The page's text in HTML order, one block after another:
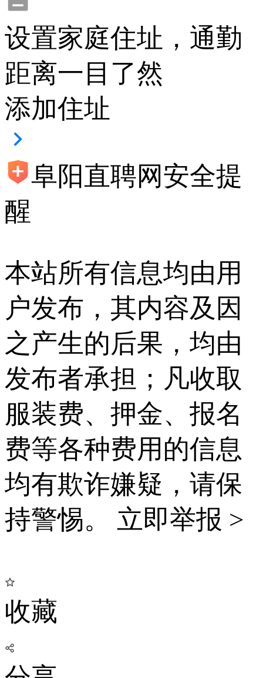
设置家庭住址，通勤
距离一目了然
添加住址
阜阳直聘网安全提
醒
本站所有信息均由用
户发布，其内容及因
之产生的后果，均由
发布者承担；凡收取
服装费、押金、报名
费等各种费用的信息
均有欺诈嫌疑，请保
持警惕。 立即举报 >
收藏